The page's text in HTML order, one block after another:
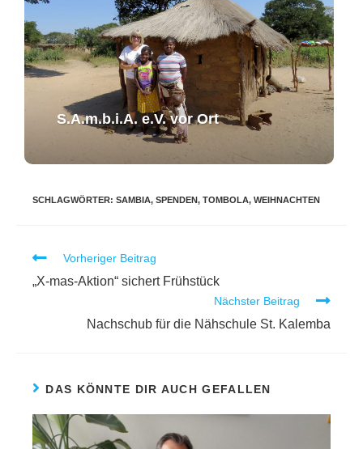
S.A.m.b.i.A. e.V. ​vor Ort​​
SCHLAGWÖRTER: SAMBIA, SPENDEN, TOMBOLA, WEIHNACHTEN
Vorheriger Beitrag
„X-mas-Aktion“ sichert Frühstück
Nächster Beitrag
Nachschub für die Nähschule St. Kalemba
DAS KÖNNTE DIR AUCH GEFALLEN